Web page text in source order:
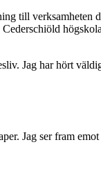
till
Jag har hört
Jag ser fram